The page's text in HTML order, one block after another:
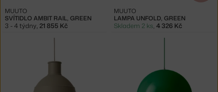
SVÍTIDLO AMBIT RAIL, GREEN
MUUTO
3 - 4 týdny, 21 855 Kč
LAMPA UNFOLD, GREEN
MUUTO
Skladem 2 ks, 4 326 Kč